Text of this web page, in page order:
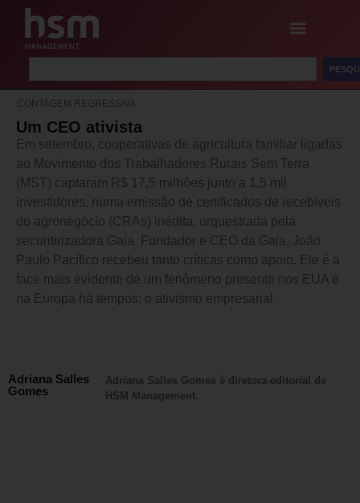
CONTAGEM REGRESSIVA
Um CEO ativista
Em setembro, cooperativas de agricultura familiar ligadas
ao Movimento dos Trabalhadores Rurais Sem Terra
(MST) captaram R$ 17,5 milhões junto a 1,5 mil
investidores, numa emissão de certificados de recebíveis
do agronegócio (CRAs) inédita, orquestrada pela
securitirizadora Gaia. Fundador e CEO da Gaia, João
Paulo Pacífico recebeu tanto críticas como apoio. Ele é a
face mais evidente de um fenômeno presente nos EUA e
na Europa há tempos: o ativismo empresarial
Adriana Salles
Gomes
Adriana Salles Gomes é diretora-editorial de
HSM Management.